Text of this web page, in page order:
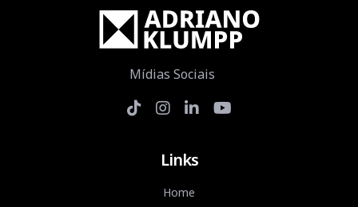
Mídias Sociais
Links
Home